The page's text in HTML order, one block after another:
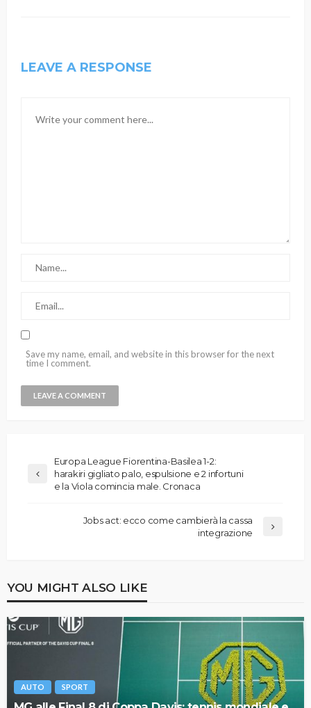
LEAVE A RESPONSE
Save my name, email, and website in this browser for the next
time I comment.
Europa League Fiorentina-Basilea 1-2:
harakiri gigliato palo, espulsione e 2 infortuni
e la Viola comincia male. Cronaca
Jobs act: ecco come cambierà la cassa
integrazione
YOU MIGHT ALSO LIKE
AUTO SPORT